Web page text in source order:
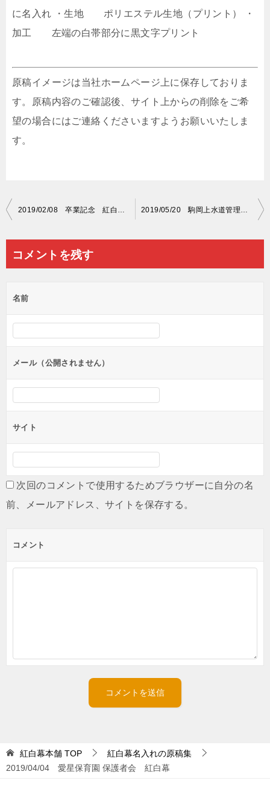
に名入れ ・生地 ポリエステル生地（プリント） ・
加工 左端の白帯部分に黒文字プリント
原稿イメージは当社ホームページ上に保存しておりま
す。原稿内容のご確認後、サイト上からの削除をご希
望の場合にはご連絡くださいますようお願いいたしま
す。
投
ビ
ー
シ
ン
2019/02/08 卒業記念 紅白名入れ 2019/05/20 駒岡上水道管理組合 紅白名入れ
コメントを残す
名前
メール（公開されません）
サイト
次回のコメントで使用するためブラウザーに自分の名
前、メールアドレス、サイトを保存する。
コメント
紅白幕本舗 TOP
紅白幕名入れの原稿集
2019/04/04 愛星保育園 保護者会 紅白幕